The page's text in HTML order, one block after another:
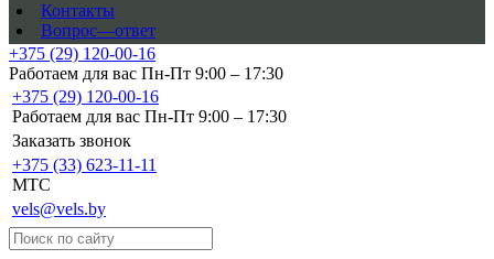
Контакты
Вопрос—ответ
+375 (29) 120-00-16
Работаем для вас Пн-Пт 9:00 – 17:30
+375 (29) 120-00-16
Работаем для вас Пн-Пт 9:00 – 17:30
Заказать звонок
+375 (33) 623-11-11
MTC
vels@vels.by